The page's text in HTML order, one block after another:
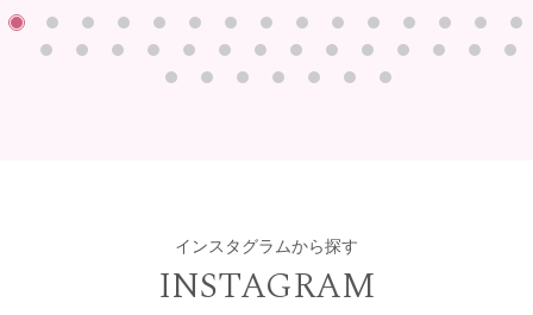
インスタグラムから探す
INSTAGRAM